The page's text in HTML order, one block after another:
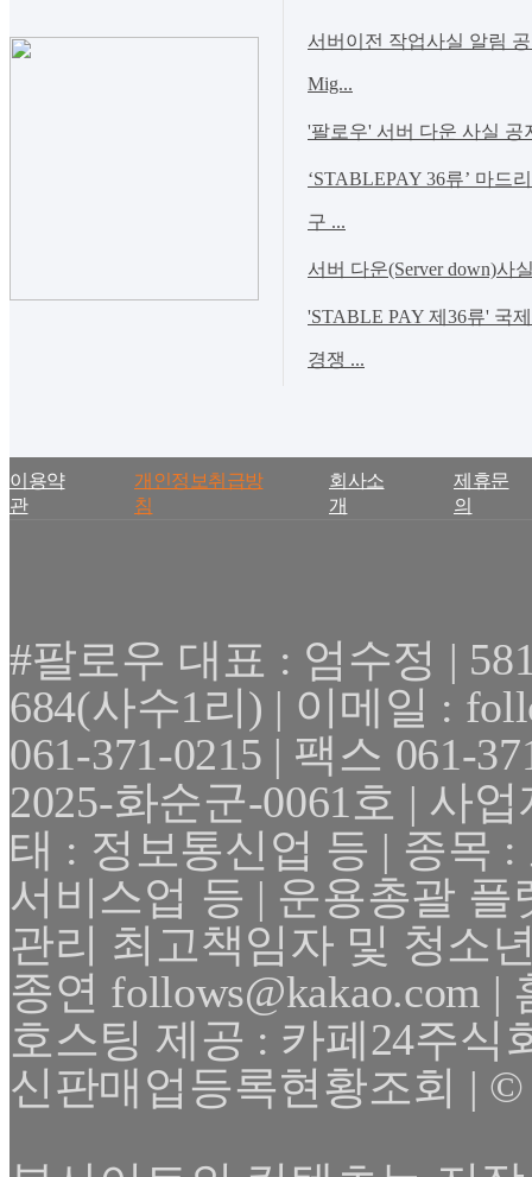
서버이전 작업사실 알림 공
Mig...
'팔로우' 서버 다운 사실 공
‘STABLEPAY 36류’ 마드
구 ...
서버 다운(Server down)사
'STABLE PAY 제36류' 국
경쟁 ...
이용약
관
개인정보취급방
침
회사소
개
제휴문
의
#팔로우 대표 : 엄수정 |
684(사수1리) | 이메일 :
061-371-0215 | 팩스 061-
2025-화순군-0061호 | 사
태 : 정보통신업 등 | 종목
서비스업 등 | 운용총괄
관리 최고책임자 및 청소
종연 follows@kakao.com
호스팅 제공 : 카페24주식
신판매업등록현황조회 | ©